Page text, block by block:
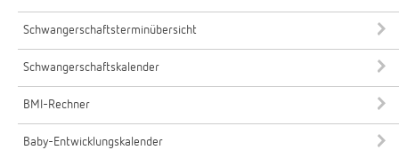
Schwangerschaftsterminübersicht
Schwangerschaftskalender
BMI-Rechner
Baby-Entwicklungskalender